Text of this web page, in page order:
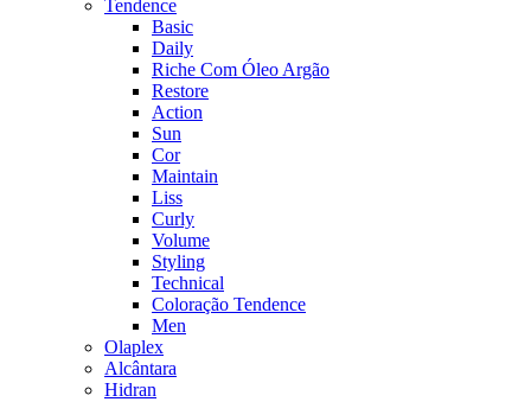
Tendence
Basic
Daily
Riche Com Óleo Argão
Restore
Action
Sun
Cor
Maintain
Liss
Curly
Volume
Styling
Technical
Coloração Tendence
Men
Olaplex
Alcântara
Hidran